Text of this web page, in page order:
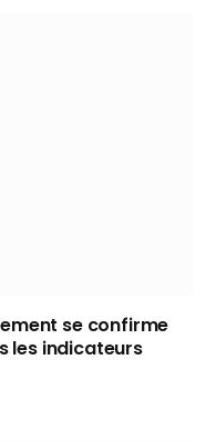
se confirme
les indicateurs